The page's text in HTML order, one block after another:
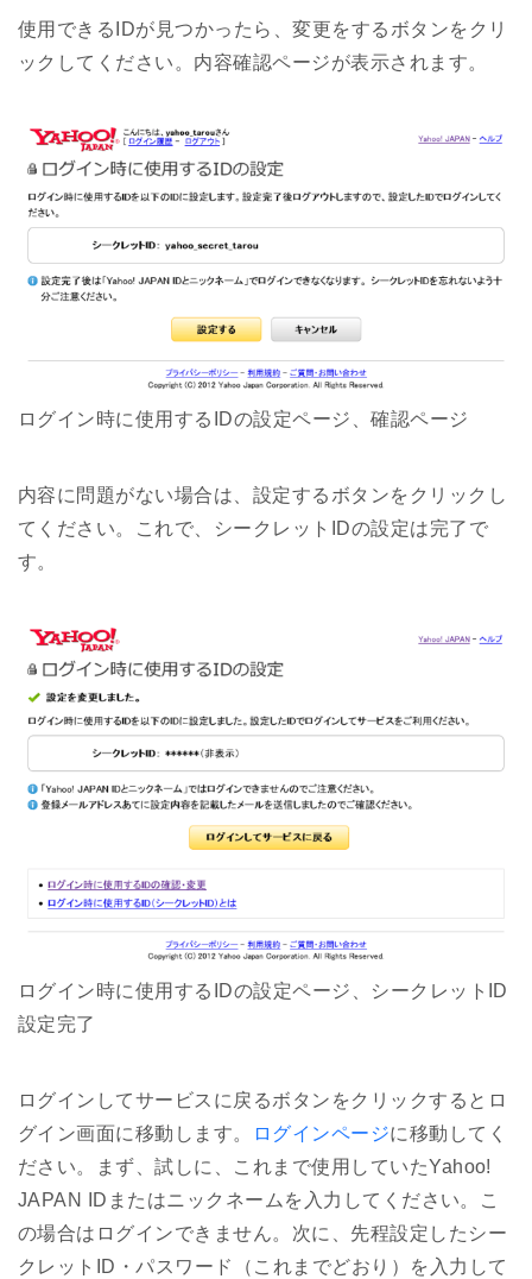
使用できるIDが見つかったら、変更をするボタンをクリ
ックしてください。内容確認ページが表示されます。
ログイン時に使用するIDの設定ページ、確認ページ
内容に問題がない場合は、設定するボタンをクリックし
てください。これで、シークレットIDの設定は完了で
す。
ログイン時に使用するIDの設定ページ、シークレットID
設定完了
ログインしてサービスに戻るボタンをクリックするとロ
グイン画面に移動します。
ログインページに移動してく
ださい。まず、試しに、これまで使用していたYahoo!
JAPAN IDまたはニックネームを入力してください。こ
の場合はログインできません。次に、先程設定したシー
クレットID・パスワード（これまでどおり）を入力して